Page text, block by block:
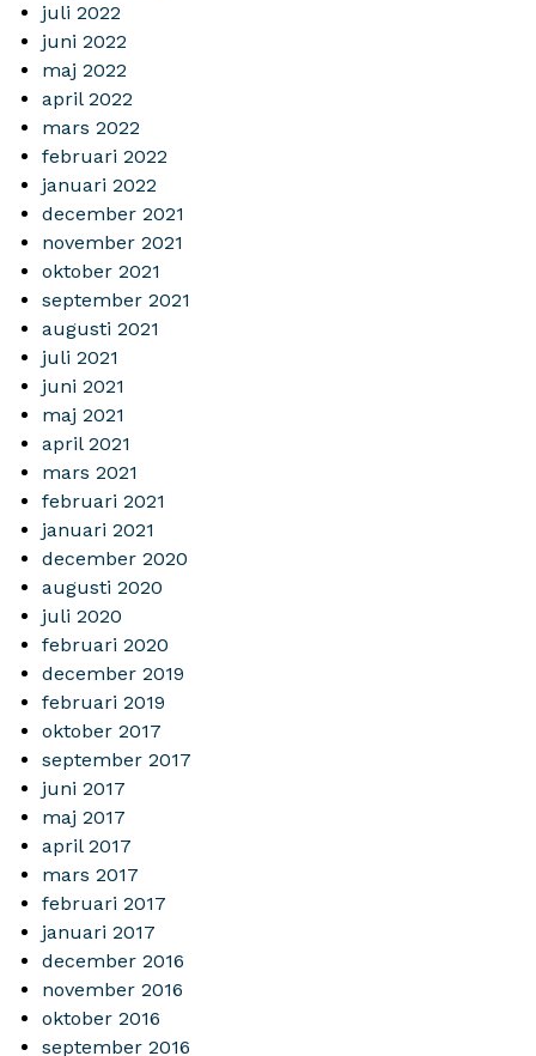
juli 2022
juni 2022
maj 2022
april 2022
mars 2022
februari 2022
januari 2022
december 2021
november 2021
oktober 2021
september 2021
augusti 2021
juli 2021
juni 2021
maj 2021
april 2021
mars 2021
februari 2021
januari 2021
december 2020
augusti 2020
juli 2020
februari 2020
december 2019
februari 2019
oktober 2017
september 2017
juni 2017
maj 2017
april 2017
mars 2017
februari 2017
januari 2017
december 2016
november 2016
oktober 2016
september 2016